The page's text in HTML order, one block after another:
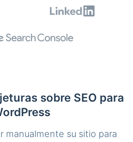
sobre SEO para
manualmente su sitio para